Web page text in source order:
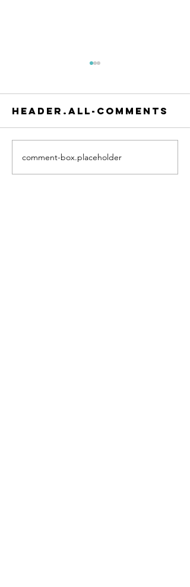
【Start PR】從
「甘大滋」到
header.all-comments
comment-box.placeholder